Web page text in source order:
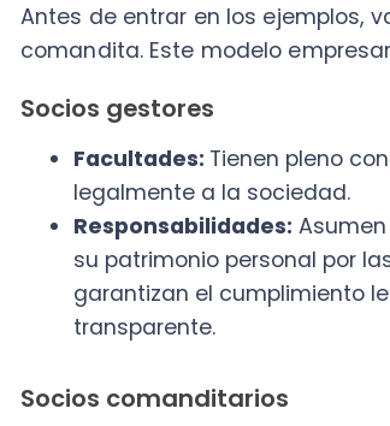
Facultades: Tienen pleno
legalmente a la sociedad.
su patrimonio personal por las
transparente.
Socios comanditarios
Facultades:
Aportan capital
sociedad.
Responsabilidades: